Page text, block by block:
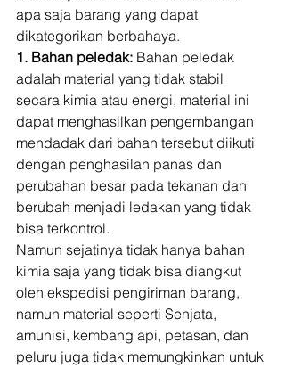
apa saja barang yang dapat
dikategorikan berbahaya.
1. Bahan peledak: Bahan peledak
adalah material yang tidak stabil
secara kimia atau energi, material ini
dapat menghasilkan pengembangan
mendadak dari bahan tersebut diikuti
dengan penghasilan panas dan
perubahan besar pada tekanan dan
berubah menjadi ledakan yang tidak
bisa terkontrol.
Namun sejatinya tidak hanya bahan
kimia saja yang tidak bisa diangkut
oleh ekspedisi pengiriman barang,
namun material seperti Senjata,
amunisi, kembang api, petasan, dan
peluru juga tidak memungkinkan untuk